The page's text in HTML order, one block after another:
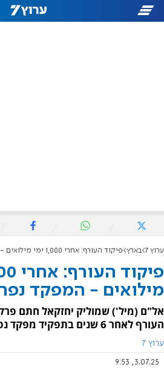
ערוץ 7 בארץ פיקוד העורף: אחרי 1,000 ימי מילואים - המפקד נפרד
מילואים - המפקד
אל"ם (מיל') שמוליק יחזקאל חתם
העורף לאחר 6 שנים בתפקיד מפקד נפת אדום של מחוז דרום.
ערוץ 7
3.07.25, 9:53